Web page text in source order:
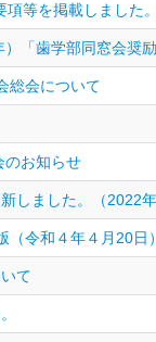
項等を掲載しました
「歯学部同窓会奨
総会について
のお知らせ
しました。（2022
（令和４年４月20日
て